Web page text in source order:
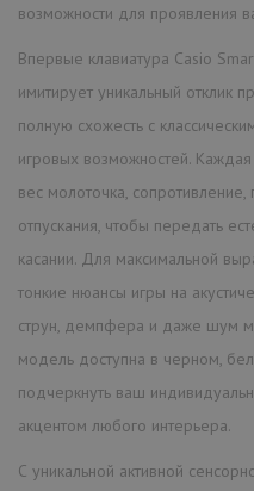
возможности для проявления
Впервые клавиатура Casio
имитирует уникальный отклик
полную схожесть с
игровых возможностей.
вес молоточка,
отпускания, чтобы передать
касании. Для максимальной
тонкие нюансы игры на
струн, демпфера и даже шум
модель доступна в черном,
подчеркнуть ваш
акцентом любого интерьера.
С уникальной активной